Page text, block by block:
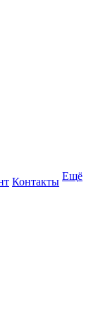
Контакты Ещё